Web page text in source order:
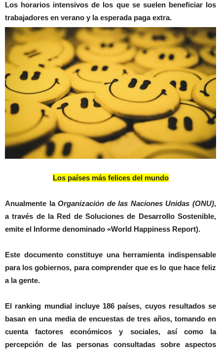
Los horarios intensivos de los que se suelen beneficiar los
trabajadores en verano y la esperada paga extra.
Los países más felices del mundo
Anualmente laOrganización de las Naciones Unidas (ONU),
a través de la Red de Soluciones de Desarrollo Sostenible,
emite el Informe denominado «World Happiness Report).
Este documento constituye una herramienta indispensable
para los gobiernos, para comprender que es lo que hace feliz
a la gente.
El ranking mundial incluye 186 países, cuyos resultados se
basan en una media de encuestas de tres años, tomando en
cuenta factores económicos y sociales, así como la
percepción de las personas consultadas sobre aspectos